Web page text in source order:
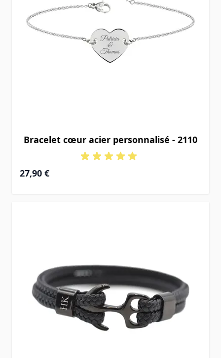
Bracelet cœur acier personnalisé - 2110
27,90 €